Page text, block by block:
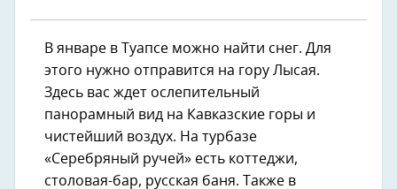
В январе в Туапсе можно найти снег. Для
этого нужно отправится на гору Лысая.
Здесь вас ждет ослепительный
панорамный вид на Кавказские горы и
чистейший воздух. На турбазе
«Серебряный ручей» есть коттеджи,
столовая-бар, русская баня. Также в